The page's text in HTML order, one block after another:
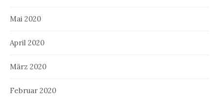
Mai 2020
April 2020
März 2020
Februar 2020